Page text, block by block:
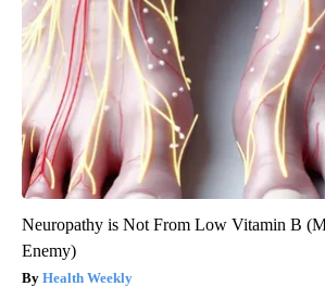
Neuropathy is Not From Low Vitamin B
Enemy)
Health Weekly